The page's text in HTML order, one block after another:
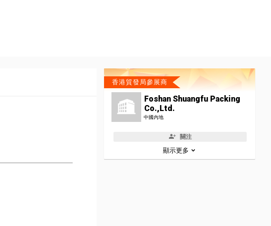
香港貿發局參展商
Foshan Shuangfu Packing
Co.,Ltd.
中國內地
關注
顯示更多